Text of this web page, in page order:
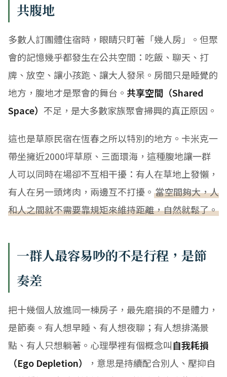
共腹地
多數人訂團體住宿時，眼睛只盯著「幾人房」。但聚
會的記憶幾乎都發生在公共空間：吃飯、聊天、打
牌、放空、讓小孩跑、讓大人發呆。房間只是睡覺的
地方，腹地才是聚會的舞台。 共享空間（Shared
Space） 不足，是大多數家族聚會掃興的真正原因。
這也是草原民宿在恆春之所以特別的地方。卡米克一
帶坐擁近2000坪草原、三面環海，這種腹地讓一群
人可以同時在場卻不互相干擾：有人在草地上發懶，
有人在另一頭烤肉，兩邊互不打擾。 當空間夠大，人
和人之間就不需要靠規矩來維持距離，自然就鬆了。
一群人最容易吵的不是行程，是節
奏差
把十幾個人放進同一棟房子，最先磨損的不是體力，
是節奏。有人想早睡、有人想夜聊；有人想排滿景
點、有人只想躺著。心理學裡有個概念叫自我耗損
（Ego Depletion）
，意思是持續配合別人、壓抑自